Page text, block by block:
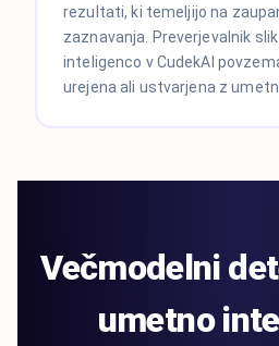
rezultati, ki temeljijo na
zaznavanja. Preverjevalnik
inteligenco v CudekAI
urejena ali ustvarjena z
Večmodelni
umetno